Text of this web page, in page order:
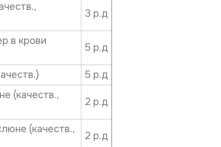
3 р.д
в крови
5 р.д
5 р.д
(качеств.,
2 р.д
(качеств.,
2 р.д